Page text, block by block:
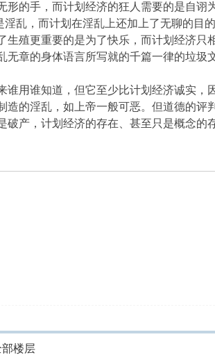
的手，而计划经济的狂人需要的是自诩
，而计划在淫乱上还加上了无聊的目
殖更重要的是为了快乐，而计划经济只
章的身体语言所写就的千篇一律的垃圾
谁知道，但它至少比计划经济诚实，
的淫乱，如上帝一般可恶。但道德的评
产，计划经济的存在、甚至只是概念的
部楼层